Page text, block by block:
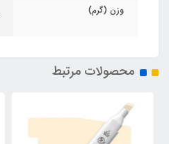
وزن (گرم)
محصولات مرتبط